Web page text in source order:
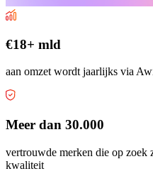
€18+ mld
aan omzet wordt jaarlijks via
Meer dan 30.000
vertrouwde merken die op zoek
kwaliteit